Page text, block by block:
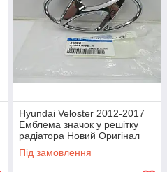
Hyundai Veloster 2012-2017
Емблема значок у решітку
радіатора Новий Оригінал
Під замовлення